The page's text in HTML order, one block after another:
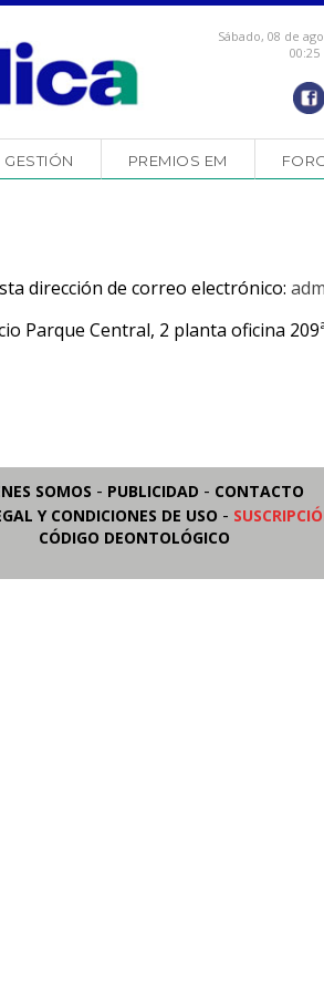
Sábado, 08 de
00:25
GESTIÓN PREMIOS EM
dirección de correo electrónico:
Parque Central, 2 planta oficina
SOMOS - PUBLICIDAD - CONTACTO
Y CONDICIONES DE USO -
CÓDIGO DEONTOLÓGICO